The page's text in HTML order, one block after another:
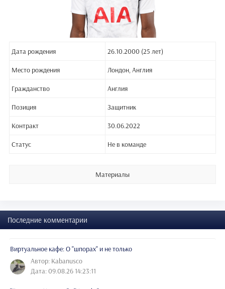
Дата рождения 26.10.2000 (25 лет)
Место рождения Лондон, Англия
Гражданство Англия
Позиция Защитник
Контракт 30.06.2022
Статус Не в команде
Материалы
Последние комментарии
Виртуальное кафе: О "шпорах" и не только
Автор: Kabanusco
Дата: 09.08.26 14:23:11